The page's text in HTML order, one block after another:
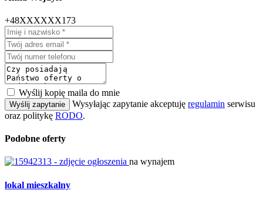
+48XXXXXX173
Wyślij kopię maila do mnie
Wyślij zapytanie Wysyłając zapytanie akceptuję regulamin serwisu
oraz politykę RODO.
Podobne oferty
na wynajem
lokal mieszkalny